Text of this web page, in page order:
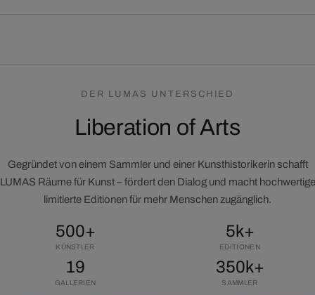
DER LUMAS UNTERSCHIED
Liberation of Arts
Gegründet von einem Sammler und einer Kunsthistorikerin schafft
LUMAS Räume für Kunst – fördert den Dialog und macht hochwertige
limitierte Editionen für mehr Menschen zugänglich.
500+
KÜNSTLER
5k+
EDITIONEN
19
GALLERIEN
350k+
SAMMLER